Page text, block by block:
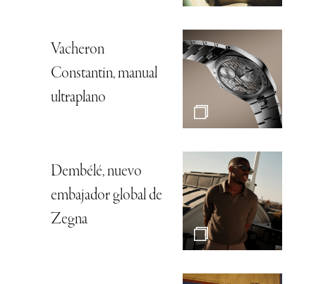
Vacheron
Constantin, manual
ultraplano
Dembélé, nuevo
embajador global de
Zegna